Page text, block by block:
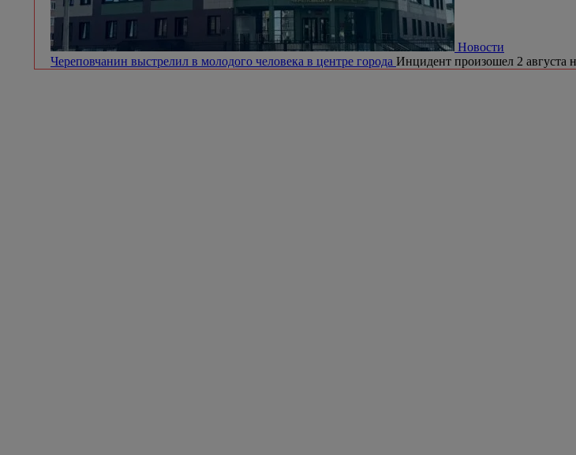
Новости
Череповчанин выстрелил в молодого человека в центре города Инцидент произошел 2 августа